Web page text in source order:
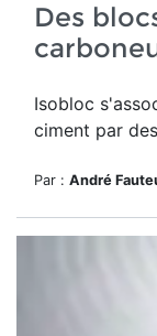
Des
Isobloc
ciment par
Par : André